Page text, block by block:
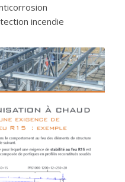
incendie